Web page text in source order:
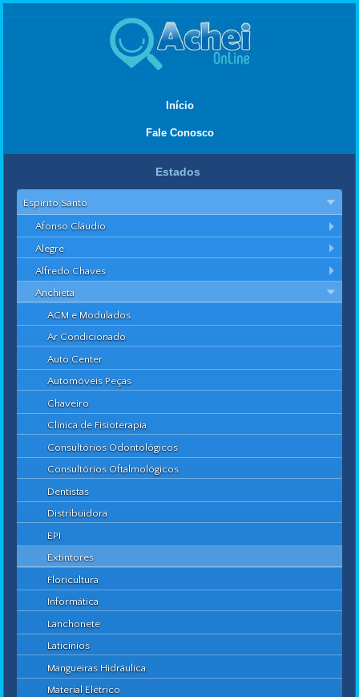
Início
Fale Conosco
Estados
Espírito Santo
Afonso Cláudio
Alegre
Alfredo Chaves
Anchieta
ACM e Modulados
Ar Condicionado
Auto Center
Automóveis Peças
Chaveiro
Clínica de Fisioterapia
Consultórios Odontológicos
Consultórios Oftalmológicos
Dentistas
Distribuidora
EPI
Extintores
Floricultura
Informática
Lanchonete
Laticínios
Mangueiras Hidráulica
Material Elétrico